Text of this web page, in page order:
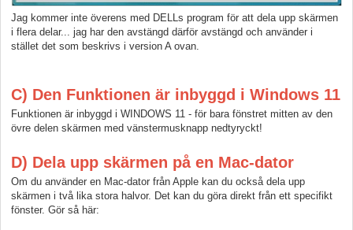
Jag kommer inte överens med DELLs program för att dela upp skärmen
i flera delar... jag har den avstängd därför avstängd och använder i
stället det som beskrivs i version A ovan.
C) Den Funktionen är inbyggd i Windows 11
Funktionen är inbyggd i WINDOWS 11 - för bara fönstret mitten av den
övre delen skärmen med vänstermusknapp nedtyryckt!
D) Dela upp skärmen på en Mac-dator
Om du använder en Mac-dator från Apple kan du också dela upp
skärmen i två lika stora halvor. Det kan du göra direkt från ett specifikt
fönster. Gör så här: